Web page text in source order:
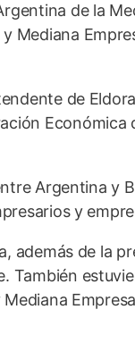
de la
Mediana
de
Económica
Argentina y
y
además de la
También